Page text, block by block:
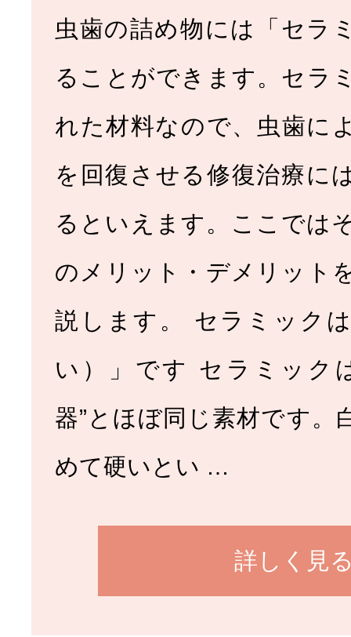
虫歯の詰め物には「セラ
ることができます。セラ
れた材料なので、虫歯に
を回復させる修復治療に
るといえます。ここでは
のメリット・デメリット
説します。 セラミック
い）」です セラミック
器”とほぼ同じ素材です。
めて硬いとい …
詳しく見